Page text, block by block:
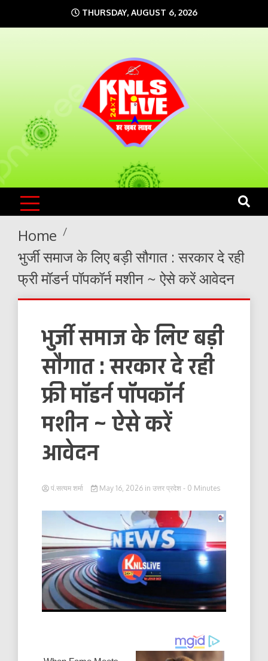
to
THURSDAY, AUGUST 6, 2026
KNLS LIVE
India`s No.1 News Portal
Home
भुर्जी समाज के लिए बड़ी सौगात : सरकार दे रही
फ्री मॉडर्न पॉपकॉर्न मशीन ~ ऐसे करें आवेदन
भुर्जी समाज के लिए बड़ी
सौगात : सरकार दे रही
फ्री मॉडर्न पॉपकॉर्न
मशीन ~ ऐसे करें
आवेदन
पं.सत्यम शर्मा May 16, 2026 in उत्तर प्रदेश - 0 Minutes